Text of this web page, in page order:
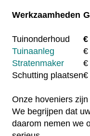
Werkzaamheden
Tuinonderhoud €
Tuinaanleg
€
Stratenmaker
€
Schutting plaatsen€
Onze hoveniers
We begrijpen dat
daarom nemen we